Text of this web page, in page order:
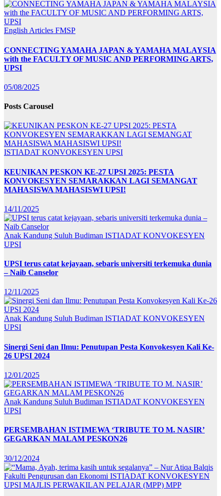
English Articles FMSP
CONNECTING YAMAHA JAPAN & YAMAHA MALAYSIA
with the FACULTY OF MUSIC AND PERFORMING ARTS,
UPSI
05/08/2025
Posts Carousel
ISTIADAT KONVOKESYEN UPSI
KEUNIKAN PESKON KE-27 UPSI 2025: PESTA
KONVOKESYEN SEMARAKKAN LAGI SEMANGAT
MAHASISWA MAHASISWI UPSI!
14/11/2025
Anak Kandung Suluh Budiman ISTIADAT KONVOKESYEN
UPSI
UPSI terus catat kejayaan, sebaris universiti terkemuka dunia
– Naib Canselor
12/11/2025
Anak Kandung Suluh Budiman ISTIADAT KONVOKESYEN
UPSI
Sinergi Seni dan Ilmu: Penutupan Pesta Konvokesyen Kali Ke-
26 UPSI 2024
12/01/2025
Anak Kandung Suluh Budiman ISTIADAT KONVOKESYEN
UPSI
PERSEMBAHAN ISTIMEWA ‘TRIBUTE TO M. NASIR’
GEGARKAN MALAM PESKON26
30/12/2024
Fakulti Pengurusan dan Ekonomi ISTIADAT KONVOKESYEN
UPSI MAJLIS PERWAKILAN PELAJAR (MPP) MPP